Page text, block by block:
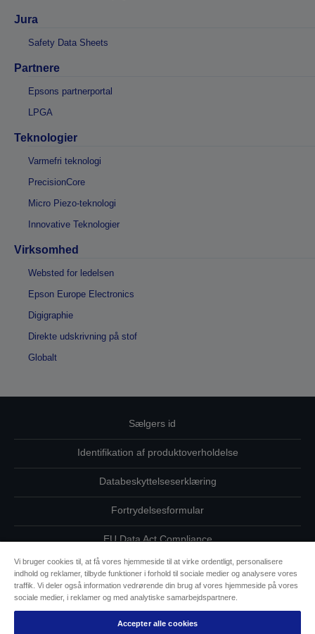
Jura
Safety Data Sheets
Partnere
Epsons partnerportal
LPGA
Teknologier
Varmefri teknologi
PrecisionCore
Micro Piezo-teknologi
Innovative Teknologier
Virksomhed
Websted for ledelsen
Epson Europe Electronics
Digigraphie
Direkte udskrivning på stof
Globalt
Sælgers id
Identifikation af produktoverholdelse
Databeskyttelseserklæring
Fortrydelsesformular
EU Data Act Compliance
Kontakt os vedrørende dine data
Oplysninger om cookies
Epsons forpligtelse til tilgængelighed
Vi bruger cookies til, at få vores hjemmeside til at virke ordentligt, personalisere
indhold og reklamer, tilbyde funktioner i forhold til sociale medier og analysere vores
traffik. Vi deler også information vedrørende din brug af vores hjemmeside på vores
sociale medier, i reklamer og med analytiske samarbejdspartnere.
Accepter alle cookies